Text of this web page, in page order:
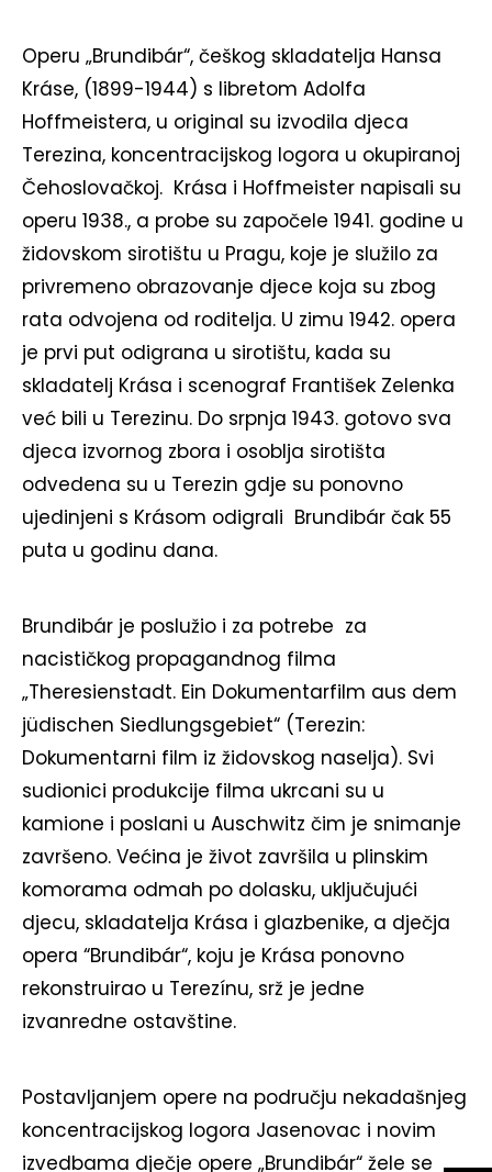
Operu „Brundibár“, češkog skladatelja Hansa
Kráse, (1899-1944) s libretom Adolfa
Hoffmeistera, u original su izvodila djeca
Terezina, koncentracijskog logora u okupiranoj
Čehoslovačkoj. Krása i Hoffmeister napisali su
operu 1938., a probe su započele 1941. godine u
židovskom sirotištu u Pragu, koje je služilo za
privremeno obrazovanje djece koja su zbog
rata odvojena od roditelja. U zimu 1942. opera
je prvi put odigrana u sirotištu, kada su
skladatelj Krása i scenograf František Zelenka
već bili u Terezinu. Do srpnja 1943. gotovo sva
djeca izvornog zbora i osoblja sirotišta
odvedena su u Terezin gdje su ponovno
ujedinjeni s Krásom odigrali Brundibár čak 55
puta u godinu dana.
Brundibár je poslužio i za potrebe za
nacističkog propagandnog filma
„Theresienstadt. Ein Dokumentarfilm aus dem
jüdischen Siedlungsgebiet“ (Terezin:
Dokumentarni film iz židovskog naselja). Svi
sudionici produkcije filma ukrcani su u
kamione i poslani u Auschwitz čim je snimanje
završeno. Većina je život završila u plinskim
komorama odmah po dolasku, uključujući
djecu, skladatelja Krása i glazbenike, a dječja
opera “Brundibár“, koju je Krása ponovno
rekonstruirao u Terezínu, srž je jedne
izvanredne ostavštine.
Postavljanjem opere na području nekadašnjeg
koncentracijskog logora Jasenovac i novim
izvedbama dječje opere „Brundibár“ žele se